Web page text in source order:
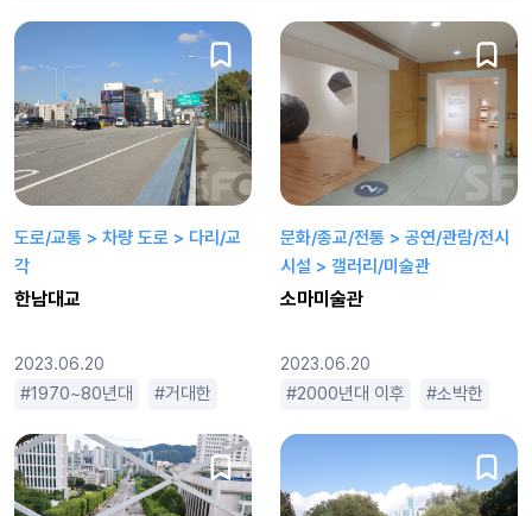
도로/교통 > 차량 도로 > 다리/교
각
한남대교
2023.06.20
1970~80년대 거대한 도시적인 범죄물 액션물
문화/종교/전통 > 공연/관람/전시
시설 > 갤러리/미술관
소마미술관
2023.06.20
2000년대 이후 소박한